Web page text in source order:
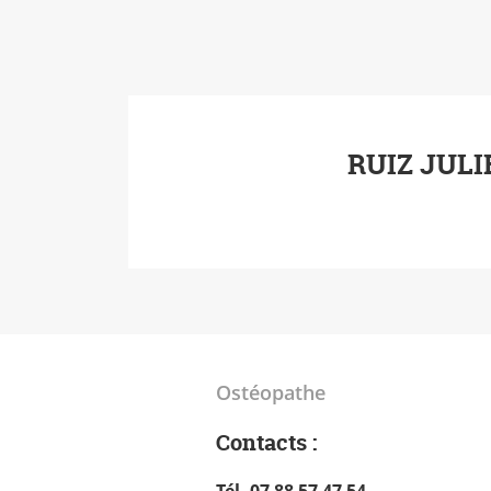
RUIZ
Ostéopathe
Contacts :